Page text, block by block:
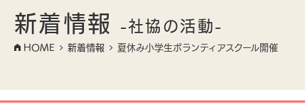
新着情報 -社協の活動-
HOME 新着情報 夏休み小学生ボランティアスクール開催